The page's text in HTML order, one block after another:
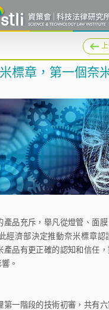
標章，第一個奈
品充斥，舉凡從燈管、面膜
經濟部決定推動奈米標章認
產品有更正確的認知和信任
。
一階段的技術初審，共有六